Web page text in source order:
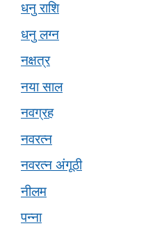
धनु राशि
धनु लग्न
नक्षत्र
नया साल
नवग्रह
नवरत्न
नवरत्न अंगूठी
नीलम
पन्ना